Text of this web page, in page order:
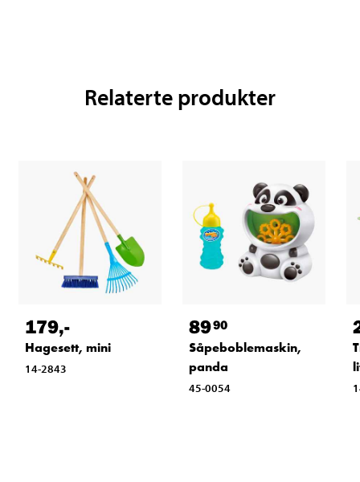
Relaterte produkter
179,-
Hagesett, mini
14-2843
8990
Såpeboblemaskin,
panda
45-0054